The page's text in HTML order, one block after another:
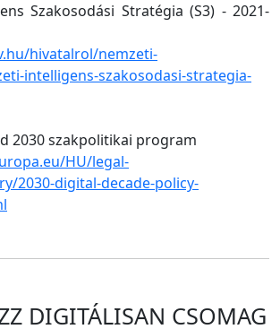
Szakosodási Stratégia (S3) - 2021-
hivatalrol/nemzeti-
intelligens-szakosodasi-strategia-
2030 szakpolitikai program
HU/legal-
2030-digital-decade-policy-
DIGITÁLISAN CSOMAG